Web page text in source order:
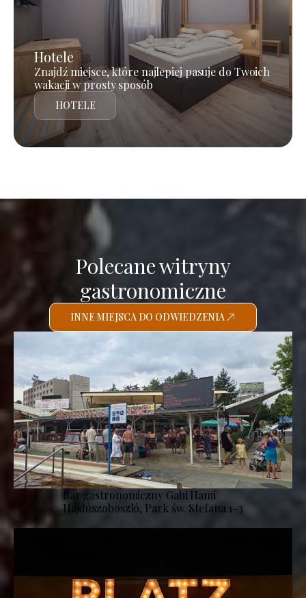
Hotele
Znajdź miejsce, które najlepiej pasuje do Twoich
wakacji w prosty sposób
HOTELE
Polecane witryny
gastronomiczne
INNE MIEJSCA DO ODWIEDZENIA
Bar gastronomiczny Gabi Hami
Hajdúszoboszló, Park św. Stefana 1–3